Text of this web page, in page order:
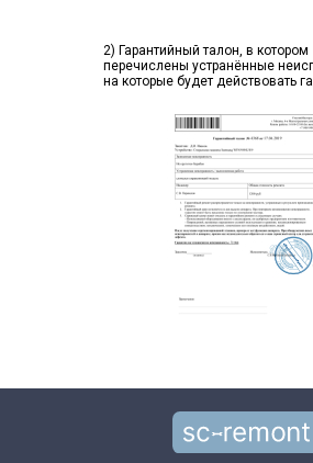
2) Гарантийный талон, в котором
перечислены устранённые
на которые будет действовать